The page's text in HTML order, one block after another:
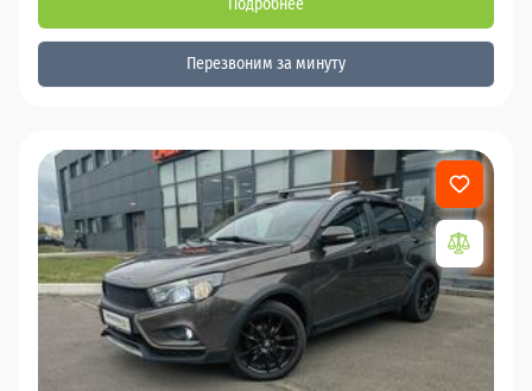
Перезвоним за минуту